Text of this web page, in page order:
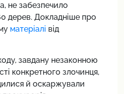
не забезпечило
дерев. Докладніше про
матеріалі від
завдану незаконною
конкретного злочинця,
й оскаржували